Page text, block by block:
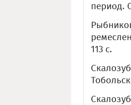
период.
113 с.